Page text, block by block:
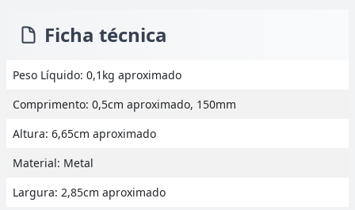
Ficha técnica
Peso Líquido: 0,1kg aproximado
Comprimento: 0,5cm aproximado, 150mm
Altura: 6,65cm aproximado
Material: Metal
Largura: 2,85cm aproximado